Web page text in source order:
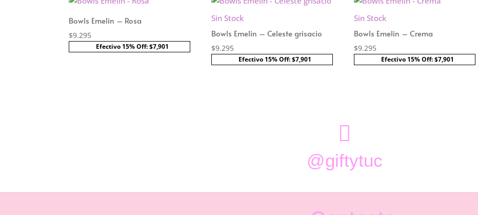
Bowls Emelin – Rosa
$9.295
Efectivo 15% Off: $7,901
Sin Stock
Bowls Emelin – Celeste grisacio
$9.295
Efectivo 15% Off: $7,901
Sin Stock
Bowls Emelin – Crema
$9.295
Efectivo 15% Off: $7,901

@giftytuc